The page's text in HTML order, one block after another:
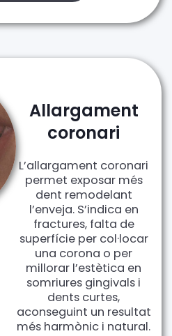
Allargament
coronari
L’allargament coronari
permet exposar més
dent remodelant
l’enveja. S’indica en
fractures, falta de
superfície per col·locar
una corona o per
millorar l’estètica en
somriures gingivals i
dents curtes,
aconseguint un resultat
més harmònic i natural.